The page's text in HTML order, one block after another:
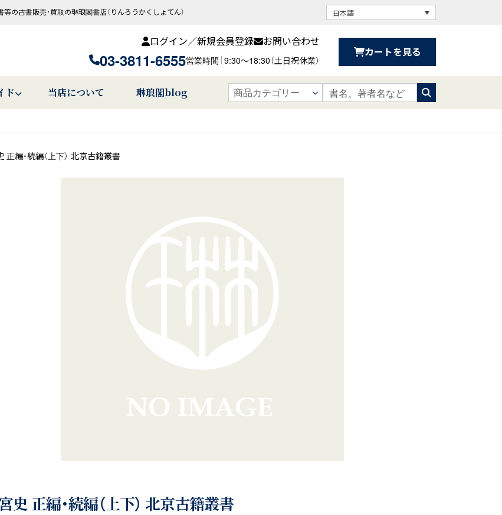
古書販売・買取の琳琅閣書店（りんろうかくしょてん） 日本語
ログイン／新規会員登録 お問い合わせ
03-3811-6555営業時間 9:30〜18:30（土日祝休業）
カートを見る
ド 当店について 琳琅閣blog
正編・続編（上下） 北京古籍叢書
史 正編・続編（上下） 北京古籍叢書